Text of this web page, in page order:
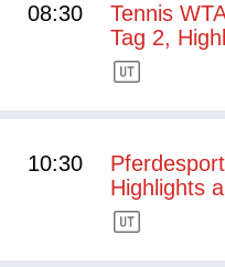
08:30
Tennis
Tag 2,
10:30
Highlights